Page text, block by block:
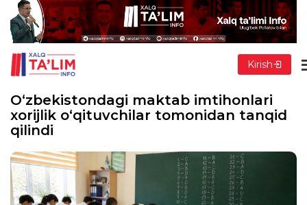
Kirish
O‘zbekistondagi maktab imtihonlari
xorijlik o‘qituvchilar tomonidan tanqid
qilindi